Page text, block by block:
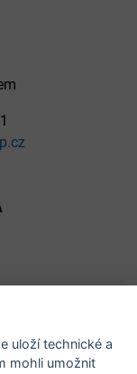
uloží technické a
mohli umožnit
- všechna práva